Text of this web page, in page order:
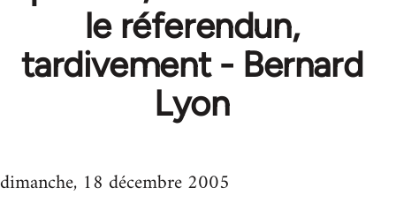
le réferendun,
tardivement - Bernard
Lyon
dimanche, 18 décembre 2005